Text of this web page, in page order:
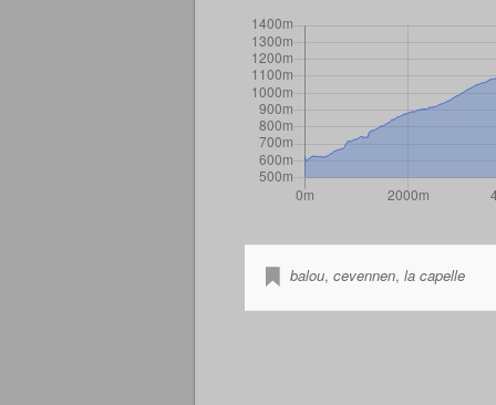
balou, cevennen, la capelle